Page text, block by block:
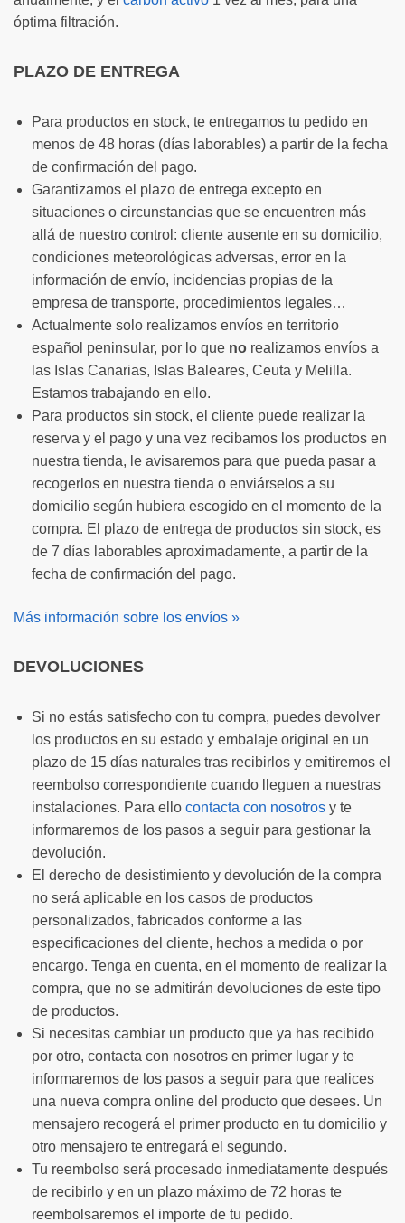
óptima filtración.
PLAZO DE ENTREGA
Para productos en stock, te entregamos tu pedido en
menos de 48 horas (días laborables) a partir de la fecha
de confirmación del pago.
Garantizamos el plazo de entrega excepto en
situaciones o circunstancias que se encuentren más
allá de nuestro control: cliente ausente en su domicilio,
condiciones meteorológicas adversas, error en la
información de envío, incidencias propias de la
empresa de transporte, procedimientos legales…
Actualmente solo realizamos envíos en territorio
español peninsular, por lo que no realizamos envíos a
las Islas Canarias, Islas Baleares, Ceuta y Melilla.
Estamos trabajando en ello.
Para productos sin stock, el cliente puede realizar la
reserva y el pago y una vez recibamos los productos en
nuestra tienda, le avisaremos para que pueda pasar a
recogerlos en nuestra tienda o enviárselos a su
domicilio según hubiera escogido en el momento de la
compra. El plazo de entrega de productos sin stock, es
de 7 días laborables aproximadamente, a partir de la
fecha de confirmación del pago.
Más información sobre los envíos »
DEVOLUCIONES
Si no estás satisfecho con tu compra, puedes devolver
los productos en su estado y embalaje original en un
plazo de 15 días naturales tras recibirlos y emitiremos el
reembolso correspondiente cuando lleguen a nuestras
instalaciones. Para ello contacta con nosotros y te
informaremos de los pasos a seguir para gestionar la
devolución.
El derecho de desistimiento y devolución de la compra
no será aplicable en los casos de productos
personalizados, fabricados conforme a las
especificaciones del cliente, hechos a medida o por
encargo. Tenga en cuenta, en el momento de realizar la
compra, que no se admitirán devoluciones de este tipo
de productos.
Si necesitas cambiar un producto que ya has recibido
por otro, contacta con nosotros en primer lugar y te
informaremos de los pasos a seguir para que realices
una nueva compra online del producto que desees. Un
mensajero recogerá el primer producto en tu domicilio y
otro mensajero te entregará el segundo.
Tu reembolso será procesado inmediatamente después
de recibirlo y en un plazo máximo de 72 horas te
reembolsaremos el importe de tu pedido.